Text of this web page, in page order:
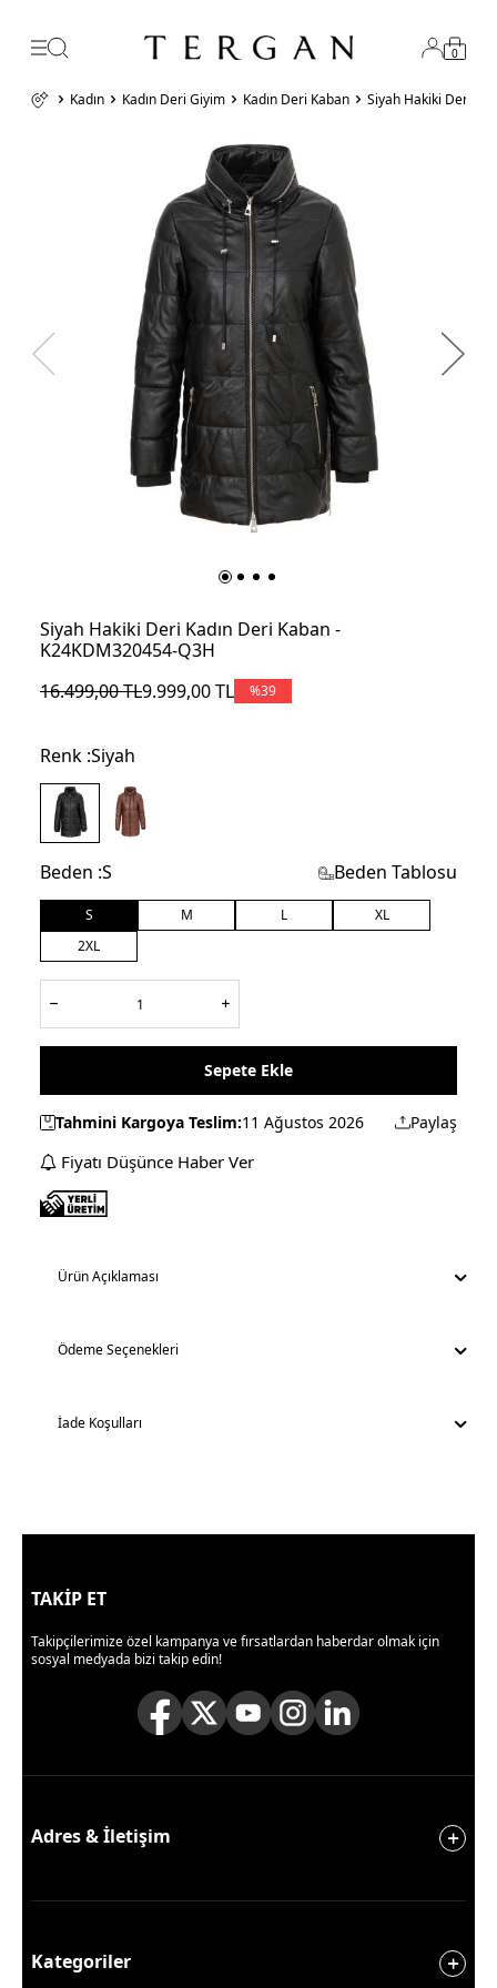
0
Kadın Kadın Deri Giyim Kadın Deri Kaban Siyah Hakiki Deri
Siyah Hakiki Deri Kadın Deri Kaban -
K24KDM320454-Q3H
16.499,00TL9.999,00TL %39
Renk :Siyah
Beden :S Beden Tablosu
S M L
XL
2XL
Sepete Ekle
Tahmini Kargoya Teslim:11 Ağustos 2026 Paylaş
Fiyatı Düşünce Haber Ver
Ürün Açıklaması
Ödeme Seçenekleri
İade Koşulları
TAKİP ET
Takipçilerimize özel kampanya ve fırsatlardan haberdar olmak için
sosyal medyada bizi takip edin!
Adres & İletişim
Kategoriler